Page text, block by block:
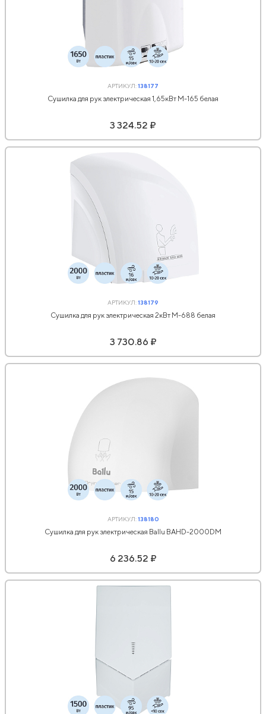
АРТИКУЛ:138177
Сушилка для рук электрическая 1,65кВт M-165 белая
3 324.52 ₽
АРТИКУЛ:138179
Сушилка для рук электрическая 2кВт M-688 белая
3 730.86 ₽
АРТИКУЛ:138180
Сушилка для рук электрическая Ballu BAHD-2000DM
6 236.52 ₽